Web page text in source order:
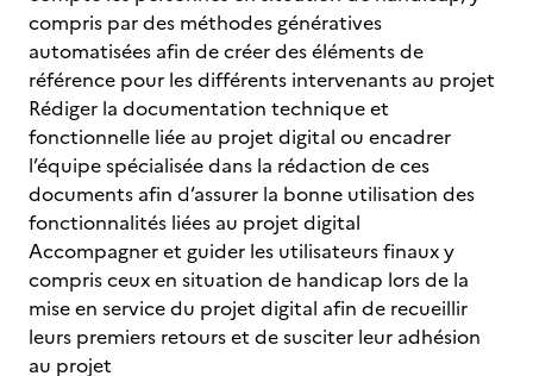
compris par des méthodes génératives
automatisées afin de créer des éléments de
référence pour les différents intervenants au projet
Rédiger la documentation technique et
fonctionnelle liée au projet digital ou encadrer
l’équipe spécialisée dans la rédaction de ces
documents afin d’assurer la bonne utilisation des
fonctionnalités liées au projet digital
Accompagner et guider les utilisateurs finaux y
compris ceux en situation de handicap lors de la
mise en service du projet digital afin de recueillir
leurs premiers retours et de susciter leur adhésion
au projet